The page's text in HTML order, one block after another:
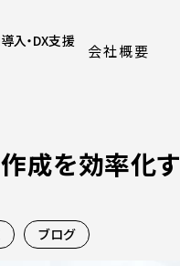
入・DX支援
会社概要
成を効率化
ブログ